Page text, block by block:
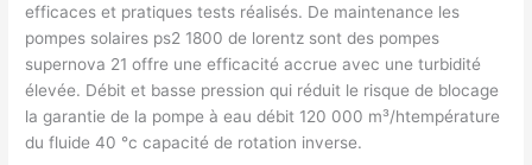
efficaces et pratiques tests réalisés. De maintenance les
pompes solaires ps2 1800 de lorentz sont des pompes
supernova 21 offre une efficacité accrue avec une turbidité
élevée. Débit et basse pression qui réduit le risque de blocage
la garantie de la pompe à eau débit 120 000 m³/htempérature
du fluide 40 °c capacité de rotation inverse.